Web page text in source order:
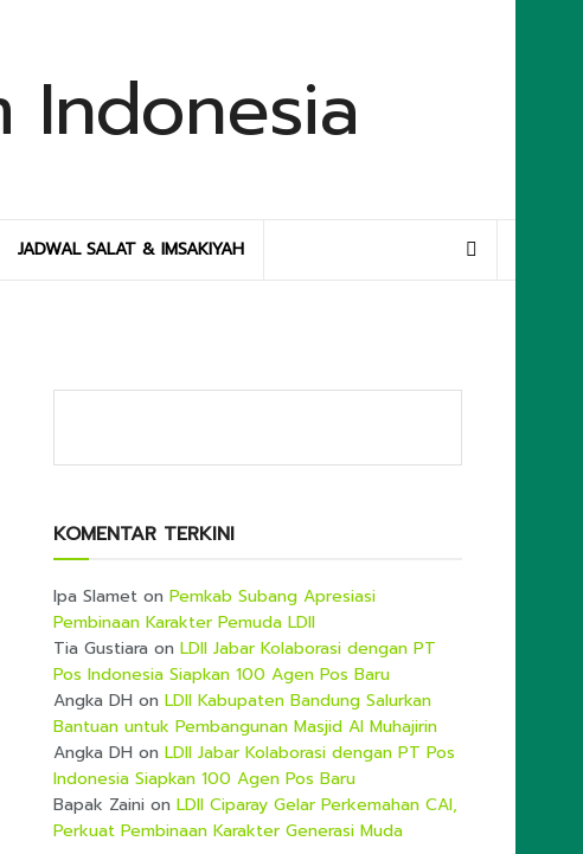
JADWAL SALAT & IMSAKIYAH
KOMENTAR TERKINI
Ipa Slamet on Pemkab Subang Apresiasi
Pembinaan Karakter Pemuda LDII
Tia Gustiara on LDII Jabar Kolaborasi dengan PT
Pos Indonesia Siapkan 100 Agen Pos Baru
Angka DH on LDII Kabupaten Bandung Salurkan
Bantuan untuk Pembangunan Masjid Al Muhajirin
Angka DH on LDII Jabar Kolaborasi dengan PT Pos
Indonesia Siapkan 100 Agen Pos Baru
Bapak Zaini on LDII Ciparay Gelar Perkemahan CAI,
Perkuat Pembinaan Karakter Generasi Muda